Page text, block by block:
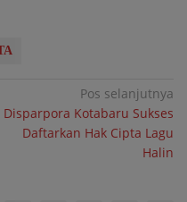
Pos selanjutnya
Disparpora Kotabaru Sukses
Daftarkan Hak Cipta Lagu
Halin